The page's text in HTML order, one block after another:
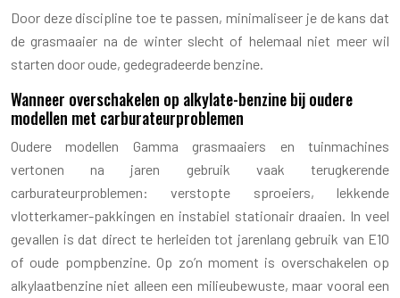
Door deze discipline toe te passen, minimaliseer je de kans dat
de grasmaaier na de winter slecht of helemaal niet meer wil
starten door oude, gedegradeerde benzine.
Wanneer overschakelen op alkylate-benzine bij oudere
modellen met carburateurproblemen
Oudere modellen Gamma grasmaaiers en tuinmachines
vertonen na jaren gebruik vaak terugkerende
carburateurproblemen: verstopte sproeiers, lekkende
vlotterkamer-pakkingen en instabiel stationair draaien. In veel
gevallen is dat direct te herleiden tot jarenlang gebruik van E10
of oude pompbenzine. Op zo’n moment is overschakelen op
alkylaatbenzine niet alleen een milieubewuste, maar vooral een